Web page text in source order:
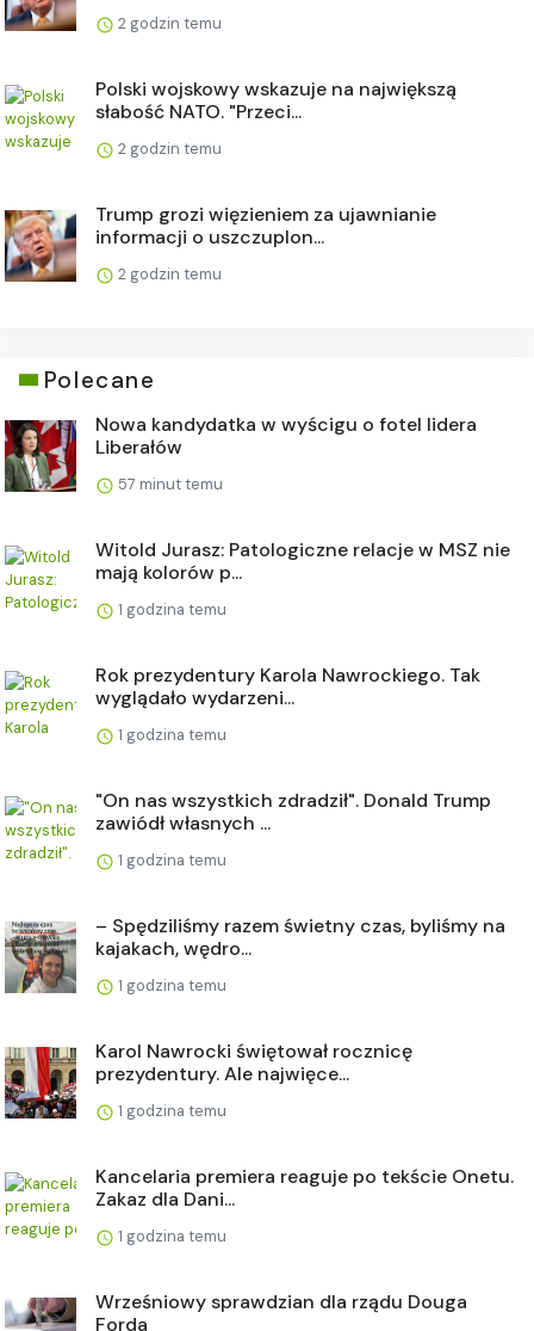
2 godzin temu
Polski wojskowy wskazuje na największą
słabość NATO. "Przeci...
2 godzin temu
Trump grozi więzieniem za ujawnianie
informacji o uszczuplon...
2 godzin temu
Polecane
Nowa kandydatka w wyścigu o fotel lidera
Liberałów
57 minut temu
Witold Jurasz: Patologiczne relacje w MSZ nie
mają kolorów p...
1 godzina temu
Rok prezydentury Karola Nawrockiego. Tak
wyglądało wydarzeni...
1 godzina temu
"On nas wszystkich zdradził". Donald Trump
zawiódł własnych ...
1 godzina temu
– Spędziliśmy razem świetny czas, byliśmy na
kajakach, wędro...
1 godzina temu
Karol Nawrocki świętował rocznicę
prezydentury. Ale najwięce...
1 godzina temu
Kancelaria premiera reaguje po tekście Onetu.
Zakaz dla Dani...
1 godzina temu
Wrześniowy sprawdzian dla rządu Douga
Forda